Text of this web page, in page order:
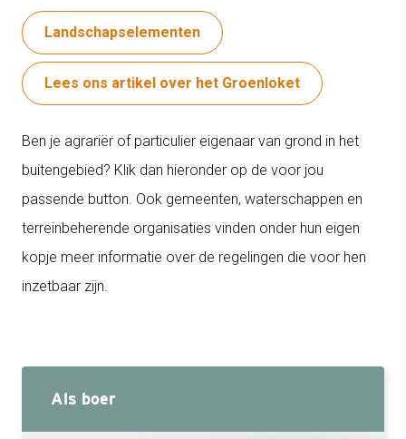
Landschapselementen
Lees ons artikel over het Groenloket
Ben je agrariër of particulier eigenaar van grond in het
buitengebied? Klik dan hieronder op de voor jou
passende button. Ook gemeenten, waterschappen en
terreinbeherende organisaties vinden onder hun eigen
kopje meer informatie over de regelingen die voor hen
inzetbaar zijn.
Als boer